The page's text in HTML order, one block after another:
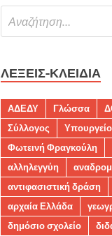
ΛΈΞΕΙΣ-ΚΛΕΙΔΙΆ
ΑΔΕΔΥ Γλώσσα
Σύλλογος
Υπουργείο
Φωτεινή Φραγκούλη
αλληλεγγύη
αντιφασιστική δράση
αρχαία Ελλάδα
δημόσιο σχολείο